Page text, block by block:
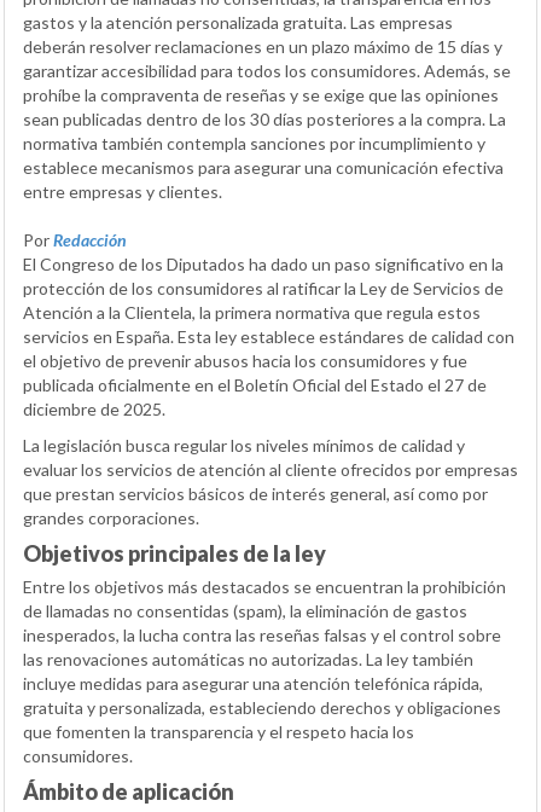
gastos y la atención personalizada gratuita. Las empresas
deberán resolver reclamaciones en un plazo máximo de 15 días y
garantizar accesibilidad para todos los consumidores. Además, se
prohíbe la compraventa de reseñas y se exige que las opiniones
sean publicadas dentro de los 30 días posteriores a la compra. La
normativa también contempla sanciones por incumplimiento y
establece mecanismos para asegurar una comunicación efectiva
entre empresas y clientes.
PorRedacción
El Congreso de los Diputados ha dado un paso significativo en la
protección de los consumidores al ratificar la Ley de Servicios de
Atención a la Clientela, la primera normativa que regula estos
servicios en España. Esta ley establece estándares de calidad con
el objetivo de prevenir abusos hacia los consumidores y fue
publicada oficialmente en el Boletín Oficial del Estado el 27 de
diciembre de 2025.
La legislación busca regular los niveles mínimos de calidad y
evaluar los servicios de atención al cliente ofrecidos por empresas
que prestan servicios básicos de interés general, así como por
grandes corporaciones.
Objetivos principales de la ley
Entre los objetivos más destacados se encuentran la prohibición
de llamadas no consentidas (spam), la eliminación de gastos
inesperados, la lucha contra las reseñas falsas y el control sobre
las renovaciones automáticas no autorizadas. La ley también
incluye medidas para asegurar una atención telefónica rápida,
gratuita y personalizada, estableciendo derechos y obligaciones
que fomenten la transparencia y el respeto hacia los
consumidores.
Ámbito de aplicación